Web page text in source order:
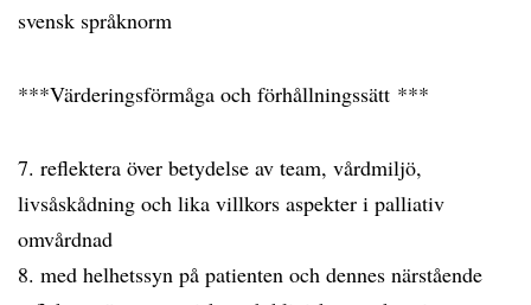
svensk språknorm
***Värderingsförmåga och förhållningssätt ***
7. reflektera över betydelse av team, vårdmiljö,
livsåskådning och lika villkors aspekter i palliativ
omvårdnad
8. med helhetssyn på patienten och dennes närstående